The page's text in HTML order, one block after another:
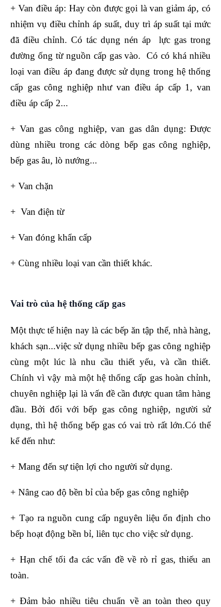
+ Van điều áp: Hay còn được gọi là van giảm áp, có
nhiệm vụ điều chỉnh áp suất, duy trì áp suất tại mức
đã điều chỉnh. Có tác dụng nén áp lực gas trong
đường ống từ nguồn cấp gas vào. Có có khá nhiều
loại van điều áp đang được sử dụng trong hệ thống
cấp gas công nghiệp như van điều áp cấp 1, van
điều áp cấp 2...
+ Van gas công nghiệp, van gas dân dụng: Được
dùng nhiều trong các dòng bếp gas công nghiệp,
bếp gas âu, lò nướng...
+ Van chặn
+ Van điện từ
+ Van đóng khẩn cấp
+ Cùng nhiều loại van cần thiết khác.
Vai trò của hệ thống cấp gas
Một thực tế hiện nay là các bếp ăn tập thể, nhà hàng,
khách sạn...việc sử dụng nhiều bếp gas công nghiệp
cùng một lúc là nhu cầu thiết yếu, và cần thiết.
Chính vì vậy mà một hệ thống cấp gas hoàn chỉnh,
chuyên nghiệp lại là vấn đề cần được quan tâm hàng
đầu. Bởi đối với bếp gas công nghiệp, người sử
dụng, thì hệ thống bếp gas có vai trò rất lớn.Có thể
kể đến như:
+ Mang đến sự tiện lợi cho người sử dụng.
+ Nâng cao độ bền bỉ của bếp gas công nghiệp
+ Tạo ra nguồn cung cấp nguyên liệu ổn định cho
bếp hoạt động bền bỉ, liên tục cho việc sử dụng.
+ Hạn chế tối đa các vấn đề về rò rỉ gas, thiếu an
toàn.
+ Đảm bảo nhiều tiêu chuẩn về an toàn theo quy